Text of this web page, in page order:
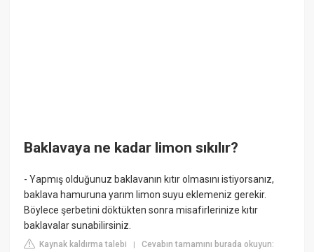
Baklavaya ne kadar limon sıkılır?
- Yapmış olduğunuz baklavanın kıtır olmasını istiyorsanız,
baklava hamuruna yarım limon suyu eklemeniz gerekir.
Böylece şerbetini döktükten sonra misafirlerinize kıtır
baklavalar sunabilirsiniz.
Kaynak kaldırma talebi |Cevabın tamamını burada okuyun: